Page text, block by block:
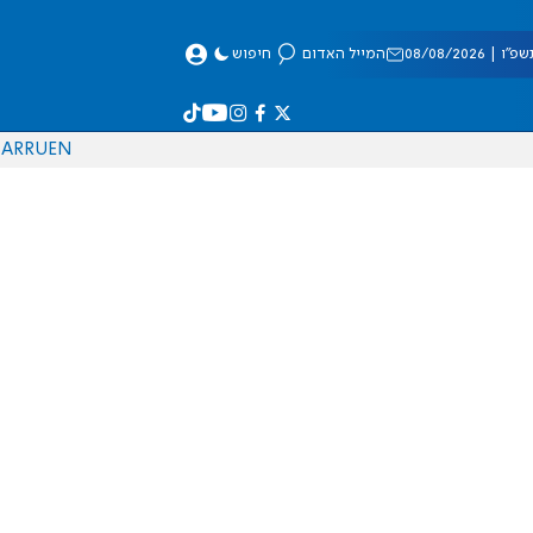
08/2026 המייל האדום חיפוש
EN
RU
AR